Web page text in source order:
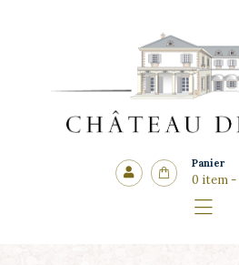
Panier
0 item-
CHÂTEAU DES